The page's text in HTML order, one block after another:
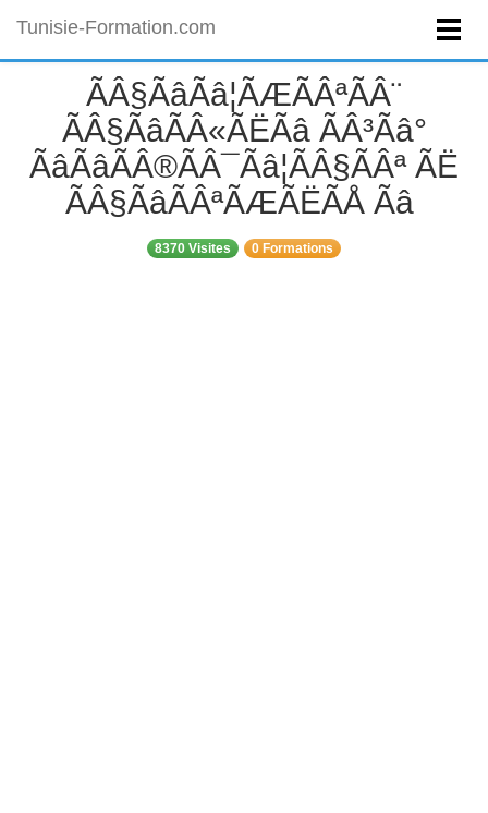
Tunisie-Formation.com
ÃÂ§ÃâÃâ¦ÃÆÃÂªÃÂ¨
ÃÂ§ÃâÃÂ«ÃËÃâ ÃÂ³Ãâ°
ÃâÃâÃÂ®ÃÂ¯Ãâ¦ÃÂ§ÃÂª ÃË
ÃÂ§ÃâÃÂªÃÆÃËÃÅ Ãâ
8370 Visites 0 Formations